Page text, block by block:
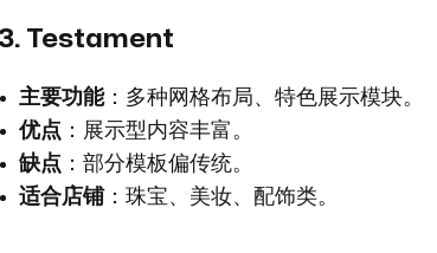
Testament
主要功能：多种网格布局、特色展示模块。
优点 ：展示型内容丰富。
缺点 ：部分模板偏传统。
适合店铺：珠宝、美妆、配饰类。